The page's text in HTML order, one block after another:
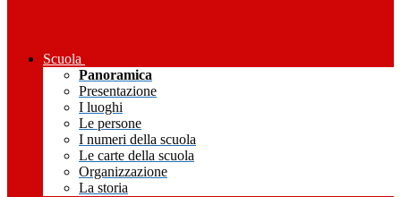
Scuola
Panoramica
Presentazione
I luoghi
Le persone
I numeri della scuola
Le carte della scuola
Organizzazione
La storia